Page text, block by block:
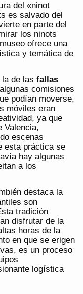
del «ninot
es salvado del
en parte del
los ninots
ofrece una
y temática de
de las fallas
comisiones
podían moverse,
móviles eran
ya que
Valencia,
escenas
esta práctica se
hay algunas
a los
destaca la
son
tradición
disfrutar de la
horas de la
en que se erigen
es un proceso
logística